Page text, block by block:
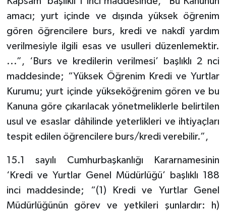
amacı; yurt içinde ve dışında yüksek öğrenim
gören öğrencilere burs, kredi ve nakdî yardım
verilmesiyle ilgili esas ve usulleri düzenlemektir.
...”, ‘Burs ve kredilerin verilmesi’ başlıklı 2 nci
maddesinde; “Yüksek Öğrenim Kredi ve Yurtlar
Kurumu; yurt içinde yükseköğrenim gören ve bu
Kanuna göre çıkarılacak yönetmeliklerle belirtilen
usul ve esaslar dâhilinde yeterlikleri ve ihtiyaçları
tespit edilen öğrencilere burs/kredi verebilir.”,
15.1 sayılı Cumhurbaşkanlığı Kararnamesinin
‘Kredi ve Yurtlar Genel Müdürlüğü’ başlıklı 188
inci maddesinde; “(1) Kredi ve Yurtlar Genel
Müdürlüğünün görev ve yetkileri şunlardır: h)